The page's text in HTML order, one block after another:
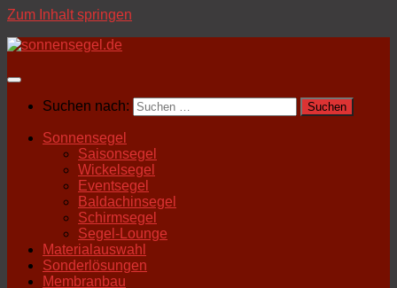
Zum Inhalt springen
Suchen nach:
Sonnensegel
Saisonsegel
Wickelsegel
Eventsegel
Baldachinsegel
Schirmsegel
Segel-Lounge
Materialauswahl
Sonderlösungen
Membranbau